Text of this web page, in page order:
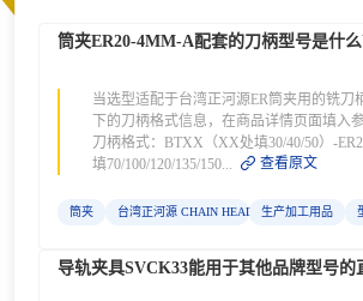
筒夹ER20-4MM-A配套的刀柄型号是什么
当选型适配于台湾正河源ER筒夹用的铣刀
下的刀柄格式信息，在商品详情页面填入
刀柄格式：BTXX（XX处填30/40/50）-
填70/100/120/135/150...
查看原文
筒夹 台湾正河源 CHAIN HEADWAY生产加工用品
导轨夹具SVCK33能用于其他品牌型号的